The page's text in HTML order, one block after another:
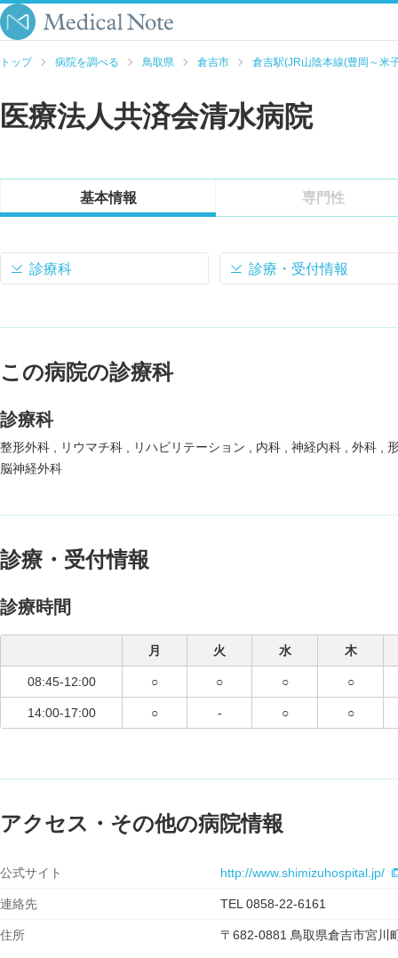
トップ 病院を調べる 鳥取県 倉吉市 倉吉駅(JR山陰本線(豊岡～米
医療法人共済会清水病院
基本情報 専門性
診療科 診療・受付情報
この病院の診療科
診療科
整形外科 リウマチ科 リハビリテーション 内科 神経内科 外科
脳神経外科
診療・受付情報
診療時間
月 火 水 木
08:45-12:00 ○ ○ ○ ○
14:00-17:00 ○ - ○ ○
アクセス・その他の病院情報
公式サイト http://www.shimizuhospital.jp/
連絡先 TEL 0858-22-6161
住所 〒682-0881 鳥取県倉吉市宮川